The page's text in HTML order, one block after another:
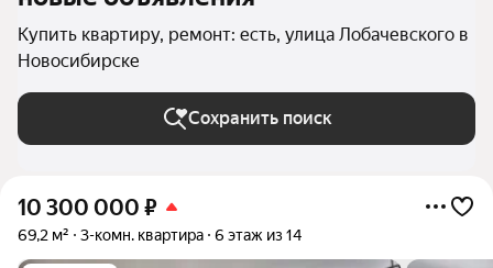
Купить квартиру, ремонт: есть, улица Лобачевского в
Новосибирске
Сохранить поиск
10 300 000 ₽
69,2 м² 3-комн. квартира 6 этаж из 14